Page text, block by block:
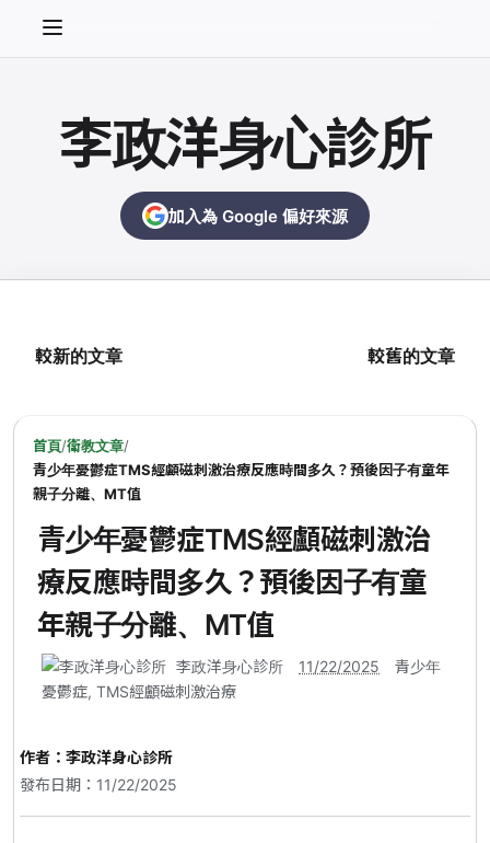
李政洋身心診所
加入為 Google 偏好來源
較新的文章 較舊的文章
首頁/衛教文章/
青少年憂鬱症TMS經顱磁刺激治療反應時間多久？預後因子有童年
親子分離、MT值
青少年憂鬱症TMS經顱磁刺激治
療反應時間多久？預後因子有童
年親子分離、MT值
李政洋身心診所 11/22/2025
青少年
憂鬱症, TMS經顱磁刺激治療
作者： 李政洋身心診所
發布日期：11/22/2025